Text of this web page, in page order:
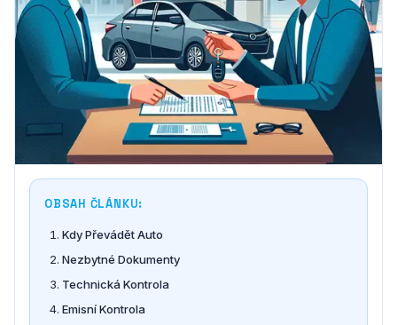
OBSAH ČLÁNKU:
Kdy Převádět Auto
Nezbytné Dokumenty
Technická Kontrola
Emisní Kontrola